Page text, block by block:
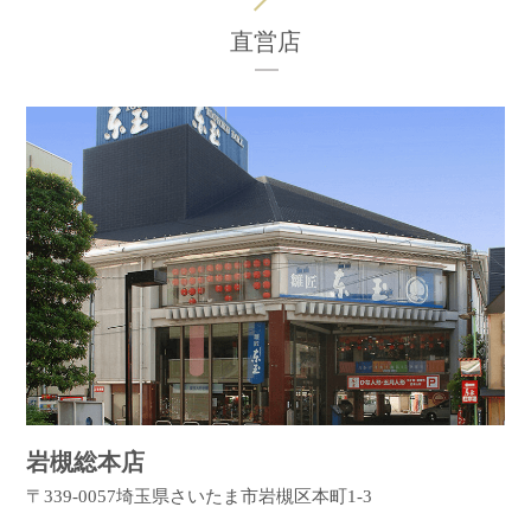
直営店
岩槻総本店
〒339-0057埼玉県さいたま市岩槻区本町1-3